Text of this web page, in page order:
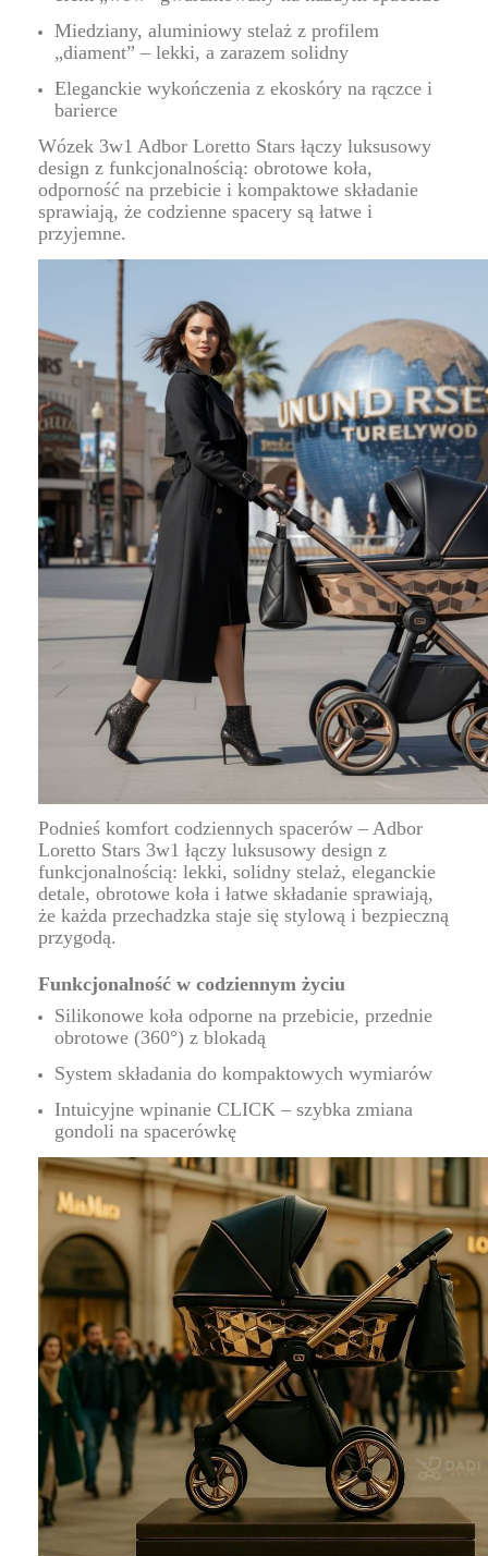
Miedziany, aluminiowy stelaż z profilem
„diament” – lekki, a zarazem solidny
Eleganckie wykończenia z ekoskóry na rączce i
barierce
Wózek 3w1 Adbor Loretto Stars łączy luksusowy
design z funkcjonalnością: obrotowe koła,
odporność na przebicie i kompaktowe składanie
sprawiają, że codzienne spacery są łatwe i
przyjemne.
Podnieś komfort codziennych spacerów – Adbor
Loretto Stars 3w1 łączy luksusowy design z
funkcjonalnością: lekki, solidny stelaż, eleganckie
detale, obrotowe koła i łatwe składanie sprawiają,
że każda przechadzka staje się stylową i bezpieczną
przygodą.
Funkcjonalność w codziennym życiu
Silikonowe koła odporne na przebicie, przednie
obrotowe (360°) z blokadą
System składania do kompaktowych wymiarów
Intuicyjne wpinanie CLICK – szybka zmiana
gondoli na spacerówkę